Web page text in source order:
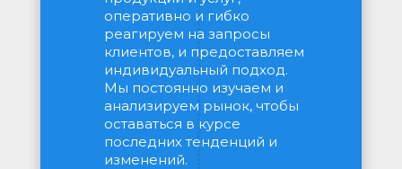
оперативно и гибко
реагируем на запросы
клиентов, и предоставляем
индивидуальный подход.
Мы постоянно изучаем и
анализируем рынок, чтобы
оставаться в курсе
последних тенденций и
изменений.